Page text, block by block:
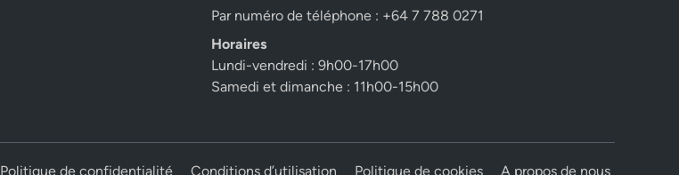
Par numéro de téléphone : +64 7 788 0271
Horaires
Lundi-vendredi : 9h00-17h00
Samedi et dimanche : 11h00-15h00
Politique de confidentialité Conditions d’utilisation Politique de cookies A propos de nous